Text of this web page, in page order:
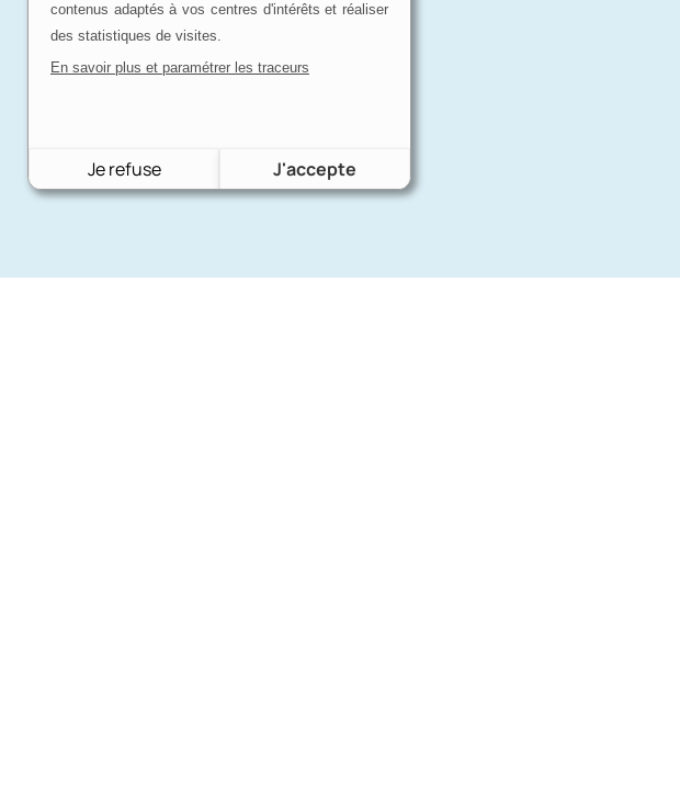
contenus adaptés à vos centres d'intérêts et réaliser
des statistiques de visites.
En savoir plus et paramétrer les traceurs
Je refuse J'accepte